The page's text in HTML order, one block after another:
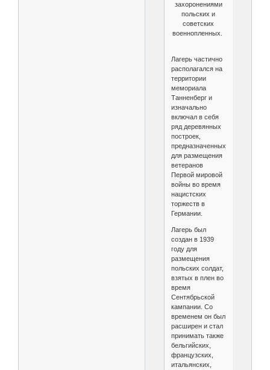
захоронениями
польских и
советских
военнопленных.
Лагерь частично
располагался на
территории
мемориала
Танненберг и
изначально
включал в себя
ряд деревянных
построек,
предназначенных
для размещения
ветеранов
Первой мировой
войны во время
нацистских
торжеств в
Германии.
Лагерь был
создан в 1939
году для
размещения
польских солдат,
взятых в плен во
время
Сентябрьской
кампании. Со
временем он был
расширен и стал
принимать также
бельгийских,
французских,
итальянских,